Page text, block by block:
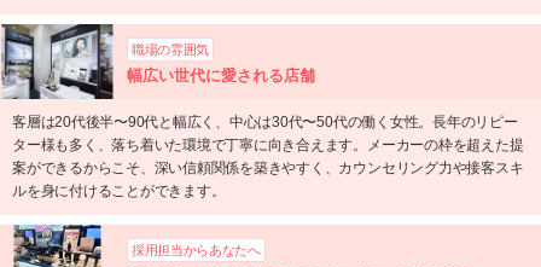
職場の雰囲気
幅広い世代に愛される店舗
客層は20代後半〜90代と幅広く、中心は30代〜50代の働く女性。長年のリピー
ター様も多く、落ち着いた環境で丁寧に向き合えます。メーカーの枠を超えた提
案ができるからこそ、深い信頼関係を築きやすく、カウンセリング力や接客スキ
ルを身に付けることができます。
採用担当からあなたへ